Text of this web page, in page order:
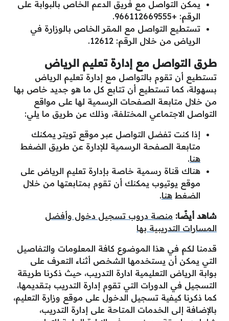
يمكن التواصل مع فريق الدعم الخاص بالبوابة على
الرقم: +966112669555.
تستطيع التواصل مع المقر الخاص بالوزارة في
الرياض من خلال الرقم: 12612.
طرق التواصل مع إدارة تعليم الرياض
تستطيع أن تقوم بالتواصل مع إدارة تعليم الرياض
بسهولة، كما تستطيع أن تتابع كل ما هو جديد خاص بها
من خلال متابعة الصفحات الرسمية لها على مواقع
التواصل الاجتماعي المختلفة، وذلك عن طريق ما يلي:
إذا كنت تفضل التواصل عبر موقع تويتر يمكنك
متابعة الصفحة الرسمية للإدارة عن طريق الضغط
هنا.
هناك قناة رسمية خاصة بإدارة تعليم الرياض على
موقع يوتيوب يمكنك أن تقوم بمتابعتها من خلال
الضغط هنا.
شاهد أيضًا: منصة دروب تسجيل دخول وأفضل
المسارات التدريبية بها
قدمنا لكم في هذا الموضوع كافة المعلومات والتفاصيل
التي يمكن أن يستخدمها الشخص أثناء التعرف على
بوابة الرياض التعليمية ادارة التدريب، حيث ذكرنا طريقة
التسجيل في الدورات التي تقوم إدارة التدريب بتقديمها،
كما ذكرنا كيفية تسجيل الدخول على موقع وزارة التعليم،
بالإضافة إلى الخدمات المتاحة على إدارة التدريب،